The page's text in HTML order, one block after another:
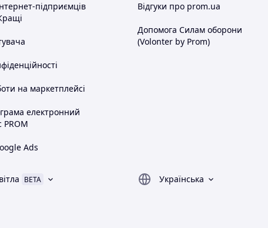
насос виконаний з сальниковим ущільненням.
изготовления:
підприємців
на маркетплейсі
електронний
PROM
Ads
Відгуки про prom.ua
Допомога Силам оборони
(Volonter by Prom)
BETA
Українська